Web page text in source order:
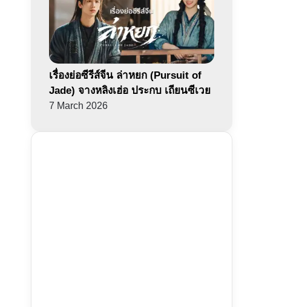
เรื่องย่อซีรีส์จีน ล่าหยก (Pursuit of
Jade) จางหลิงเฮ่อ ประกบ เถียนซีเวย
7 March 2026